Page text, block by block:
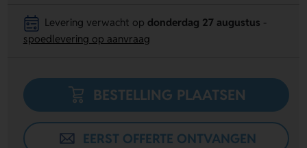
Levering verwacht op donderdag 27 augustus
spoedlevering op aanvraag
BESTELLING PLAATSEN
EERST OFFERTE ONTVANGEN